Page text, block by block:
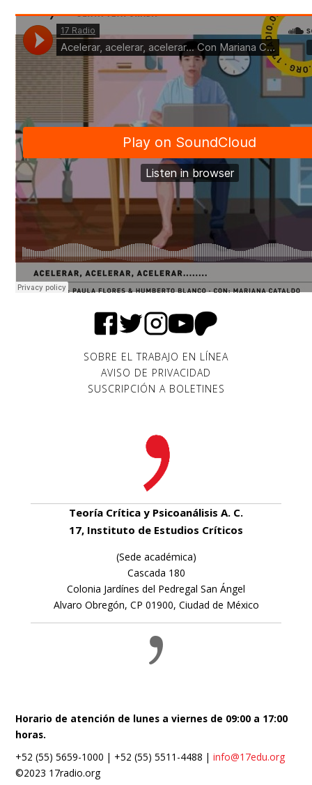
SOBRE EL TRABAJO EN LÍNEA
AVISO DE PRIVACIDAD
SUSCRIPCIÓN A BOLETINES
Teoría Crítica y Psicoanálisis A. C.
17, Instituto de Estudios Críticos
(Sede académica)
Cascada 180
Colonia Jardínes del Pedregal San Ángel
Alvaro Obregón, CP 01900, Ciudad de México
Horario de atención de lunes a viernes de 09:00 a 17:00
horas.
+52 (55) 5659-1000 | +52 (55) 5511-4488 |info@17edu.org
©2023 17radio.org